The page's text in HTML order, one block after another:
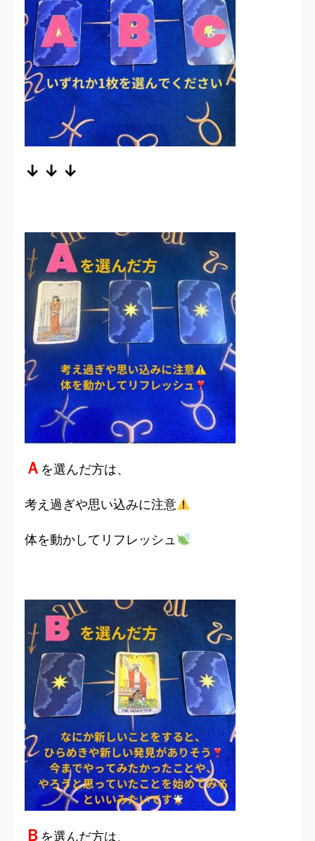
↓ ↓ ↓
Ａ を選んだ方は、
考え過ぎや思い込みに注意
体を動かしてリフレッシュ
Ｂ を選んだ方は、